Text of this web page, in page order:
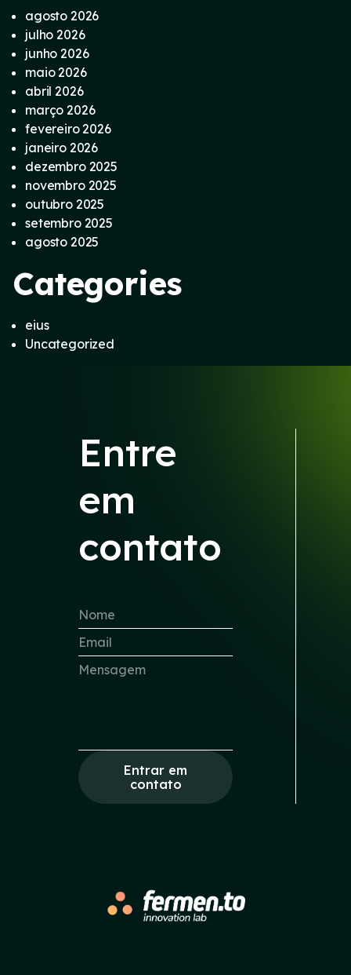
agosto 2026
julho 2026
junho 2026
maio 2026
abril 2026
março 2026
fevereiro 2026
janeiro 2026
dezembro 2025
novembro 2025
outubro 2025
setembro 2025
agosto 2025
Categories
eius
Uncategorized
Entre
em
contato
Entrar em
contato